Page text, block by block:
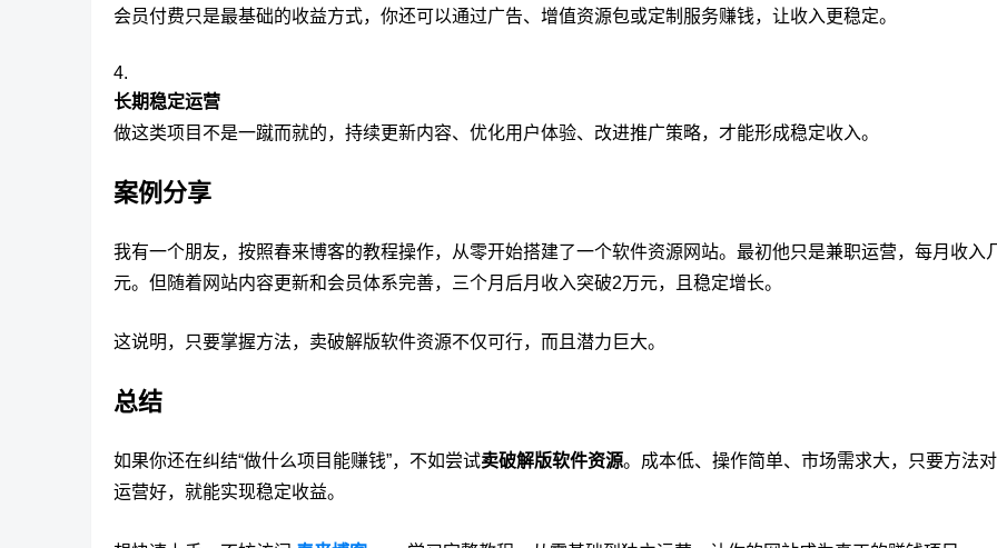
会员付费只是最基础的收益方式，你还可以通过广告、增值资源包或定制服务赚钱，让收入更稳定。
长期稳定运营
做这类项目不是一蹴而就的，持续更新内容、优化用户体验、改进推广策略，才能形成稳定收入。
案例分享
我有一个朋友，按照春来博客的教程操作，从零开始搭建了一个软件资源网站。最初他只是兼职运营，每月收入
元。但随着网站内容更新和会员体系完善，三个月后月收入突破2万元，且稳定增长。
这说明，只要掌握方法，卖破解版软件资源不仅可行，而且潜力巨大。
总结
如果你还在纠结“做什么项目能赚钱”，不如尝试卖破解版软件资源。成本低、操作简单、市场需求大，只要方法
运营好，就能实现稳定收益。